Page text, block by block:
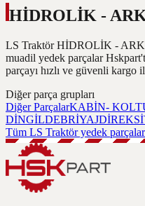
HİDROLİK -
LS Traktör HİDROLİK -
muadil yedek parçalar
parçayı hızlı ve güvenli kargo
Diğer parça grupları
Diğer ParçalarKABİN-
DİNGİLDEBRİYAJ
Tüm LS Traktör yedek